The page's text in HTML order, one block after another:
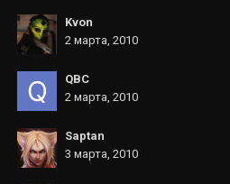
Kvon
2 марта, 2010
QBC
2 марта, 2010
Saptan
3 марта, 2010